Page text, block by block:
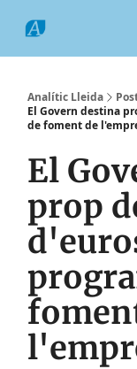
Analític Lleida
El Govern destina
de foment de
El
prop